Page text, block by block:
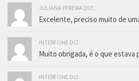
JULIANA PEREIRA DIZ:
Excelente, preciso muito de
INTERFONE DIZ:
Muito obrigada, é o que estava
INTERFONE DIZ: